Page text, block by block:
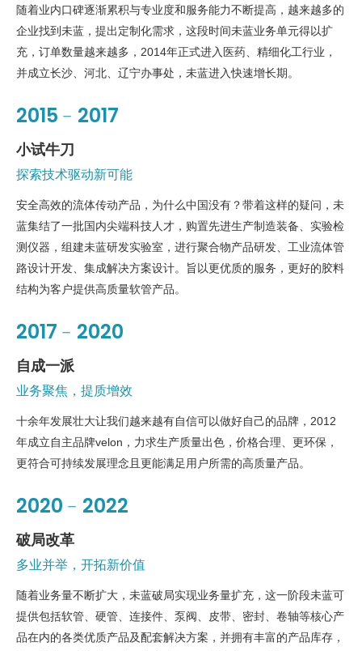
随着业内口碑逐渐累积与专业度和服务能力不断提高，越来越多的
企业找到未蓝，提出定制化需求，这段时间未蓝业务单元得以扩
充，订单数量越来越多，2014年正式进入医药、精细化工行业，
并成立长沙、河北、辽宁办事处，未蓝进入快速增长期。
2015﹣2017
小试牛刀
探索技术驱动新可能
安全高效的流体传动产品，为什么中国没有？带着这样的疑问，未
蓝集结了一批国内尖端科技人才，购置先进生产制造装备、实验检
测仪器，组建未蓝研发实验室，进行聚合物产品研发、工业流体管
路设计开发、集成解决方案设计。旨以更优质的服务，更好的胶料
结构为客户提供高质量软管产品。
2017﹣2020
自成一派
业务聚焦，提质增效
十余年发展壮大让我们越来越有自信可以做好自己的品牌，2012
年成立自主品牌velon，力求生产质量出色，价格合理、更环保，
更符合可持续发展理念且更能满足用户所需的高质量产品。
2020﹣2022
破局改革
多业并举，开拓新价值
随着业务量不断扩大，未蓝破局实现业务量扩充，这一阶段未蓝可
提供包括软管、硬管、连接件、泵阀、皮带、密封、卷轴等核心产
品在内的各类优质产品及配套解决方案，并拥有丰富的产品库存，